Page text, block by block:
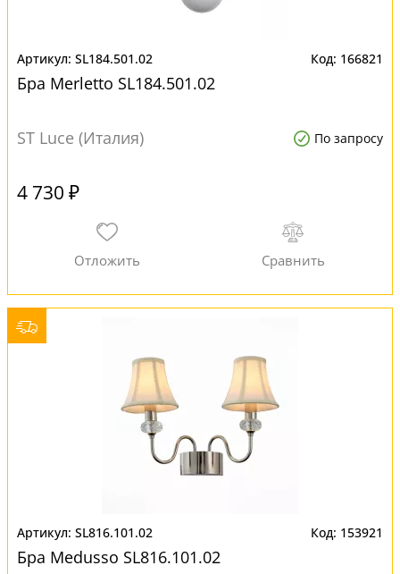
SL184.501.02 166821
Бра Merletto SL184.501.02
ST Luce (Италия) По запросу
4 730 ₽
SL816.101.02 153921
Бра Medusso SL816.101.02